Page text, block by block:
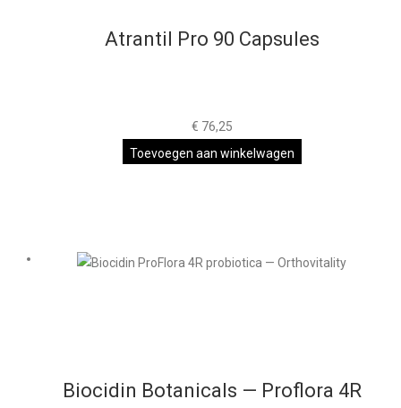
Atrantil Pro 90 Capsules
€ 76,25
Toevoegen aan winkelwagen
Biocidin Botanicals — Proflora 4R